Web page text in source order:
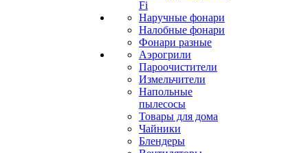
Fi
Наручные фонари
Налобные фонари
Фонари разные
Аэрогрили
Пароочистители
Измельчители
Напольные
пылесосы
Товары для дома
Чайники
Блендеры